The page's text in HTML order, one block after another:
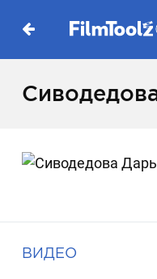
ВИДЕО